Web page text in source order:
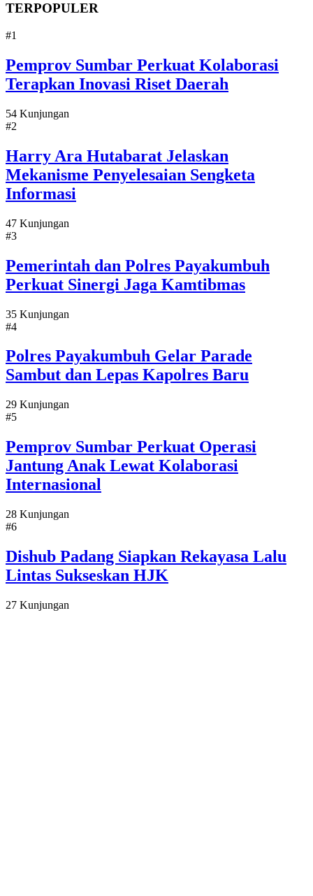
TERPOPULER
#1
Pemprov Sumbar Perkuat Kolaborasi
Terapkan Inovasi Riset Daerah
54 Kunjungan
#2
Harry Ara Hutabarat Jelaskan
Mekanisme Penyelesaian Sengketa
Informasi
47 Kunjungan
#3
Pemerintah dan Polres Payakumbuh
Perkuat Sinergi Jaga Kamtibmas
35 Kunjungan
#4
Polres Payakumbuh Gelar Parade
Sambut dan Lepas Kapolres Baru
29 Kunjungan
#5
Pemprov Sumbar Perkuat Operasi
Jantung Anak Lewat Kolaborasi
Internasional
28 Kunjungan
#6
Dishub Padang Siapkan Rekayasa Lalu
Lintas Sukseskan HJK
27 Kunjungan